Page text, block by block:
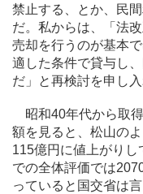
禁止する、とか、民
だ。私からは、「法
売却を行うのが基本
適した条件で貸与し
だ」と再検討を申し入
昭和40年代から取
額を見ると、松山の
115億円に値上がり
での全体評価では
っていると国交省は